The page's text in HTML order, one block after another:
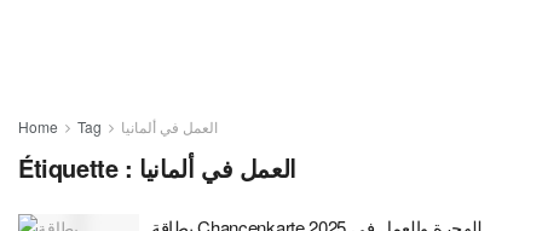
Home Tag العمل في ألمانيا
Étiquette : العمل في ألمانيا